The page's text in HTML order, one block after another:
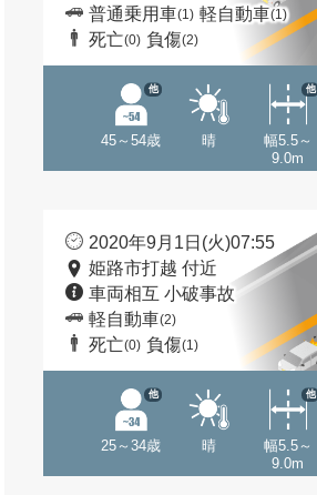
普通乗用車(1) 軽自動車(1)
死亡(0) 負傷(2)
45～54歳
他
晴
幅5.5～
9.0m
他
2020年9月1日(火)07:55
姫路市打越 付近
車両相互 小破事故
軽自動車(2)
死亡(0) 負傷(1)
25～34歳
他
晴
幅5.5～
9.0m
他